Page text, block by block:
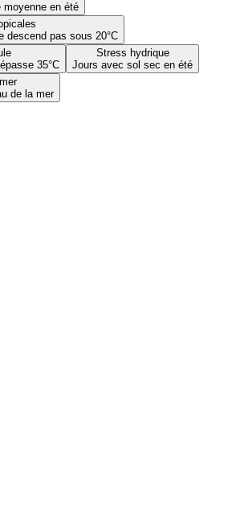
moyenne en été
descend pas sous 20°C
35°C
Stress hydrique
Jours avec sol sec en été
de la mer